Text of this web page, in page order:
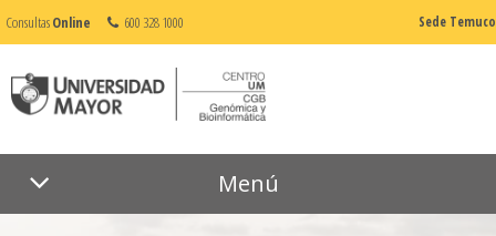
ConsultasOnline 600 328 1000 Sede Temuco
Menú